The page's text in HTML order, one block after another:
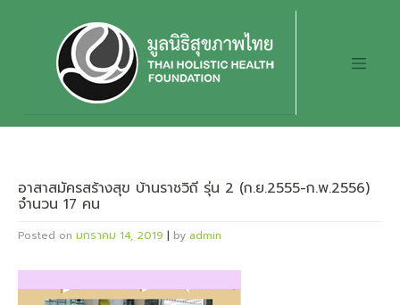
อาสาสมัครสร้างสุข บ้านราชวิถี รุ่น 2 (ก.ย.2555-ก.พ.2556)
จำนวน 17 คน
Posted on มกราคม 14, 2019 | by admin